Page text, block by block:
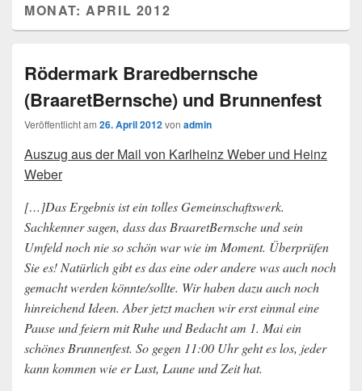
MONAT:APRIL 2012
Rödermark Braredbernsche
(BraaretBernsche) und Brunnenfest
Veröffentlicht am 26. April 2012von admin
Auszug aus der Mail von Karlheinz Weber und Heinz
Weber
[…]Das Ergebnis ist ein tolles Gemeinschaftswerk.
Sachkenner sagen, dass das BraaretBernsche und sein
Umfeld noch nie so schön war wie im Moment. Überprüfen
Sie es! Natürlich gibt es das eine oder andere was auch noch
gemacht werden könnte/sollte. Wir haben dazu auch noch
hinreichend Ideen. Aber jetzt machen wir erst einmal eine
Pause und feiern mit Ruhe und Bedacht am 1. Mai ein
schönes Brunnenfest. So gegen 11:00 Uhr geht es los, jeder
kann kommen wie er Lust, Laune und Zeit hat.